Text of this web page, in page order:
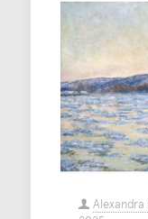
Alexandra